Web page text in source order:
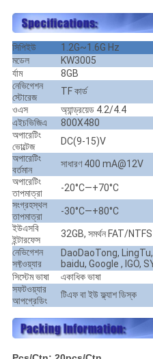
সিপিইউ
1.2G~1.6G Hz
মডেল
KW3005
র্যাম
8GB
নেভিগেশন
স্টোরেজ
TF কার্ড
ওএস
অ্যান্ড্রয়েড 4.2/4.4
এইচভিজিএ
800X480
অপারেটিং
ভোল্টেজ
DC(9-15)V
অপারেটিং
বর্তমান
সাধারণ 400 mA@12V
অপারেটিং
তাপমাত্রা
-20°C—+70°C
সংগ্রহস্থল
তাপমাত্রা
-30°C—+80°C
ইউএসবি
ইন্টারফেস
32GB, সমর্থন FAT/NTFS
নেভিগেশন
সফ্টওয়্যার
DaoDaoTong,
baidu, Google , IGO,
সিস্টেম ভাষা
একাধিক ভাষা
সফটওয়্যার
আপগ্রেডিং
টিএফ বা ইউ ফ্ল্যাশ ডিস্ক